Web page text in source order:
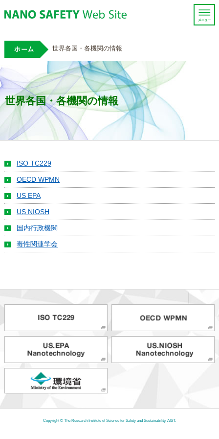
ホーム
世界各国・各機関の情報
世界各国・各機関の情報
ISO TC229
OECD WPMN
US EPA
US NIOSH
国内行政機関
毒性関連学会
Copyright © The Research Institute of Science for Safety and Sustainability, AIST.